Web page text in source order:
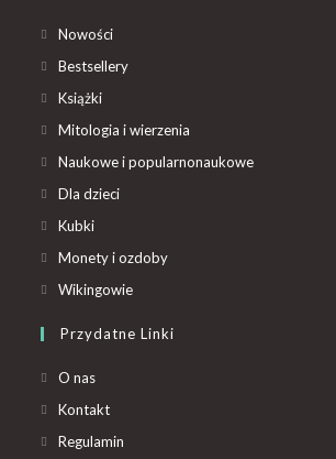
Nowości
Bestsellery
Książki
Mitologia i wierzenia
Naukowe i popularnonaukowe
Dla dzieci
Kubki
Monety i ozdoby
Wikingowie
Przydatne Linki
O nas
Kontakt
Regulamin